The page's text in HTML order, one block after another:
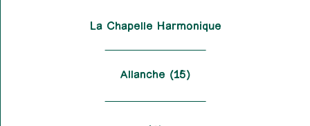
La Chapelle Harmonique
Allanche (15)